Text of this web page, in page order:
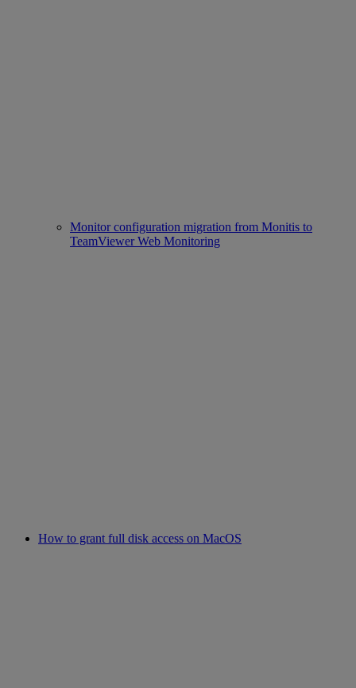
Monitor configuration migration from Monitis to
TeamViewer Web Monitoring
How to grant full disk access on MacOS